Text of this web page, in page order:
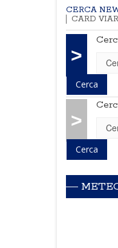
CERCA
CARD
>
>